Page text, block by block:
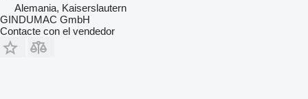
Alemania, Kaiserslautern
GINDUMAC GmbH
Contacte con el vendedor